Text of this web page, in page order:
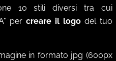
10 stili diversi tra cui
per creare il logodel tuo
in formato jpg (600px